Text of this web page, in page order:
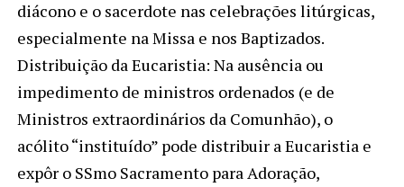
diácono e o sacerdote nas celebrações litúrgicas,
especialmente na Missa e nos Baptizados.
Distribuição da Eucaristia: Na ausência ou
impedimento de ministros ordenados (e de
Ministros extraordinários da Comunhão), o
acólito “instituído” pode distribuir a Eucaristia e
expôr o SSmo Sacramento para Adoração,